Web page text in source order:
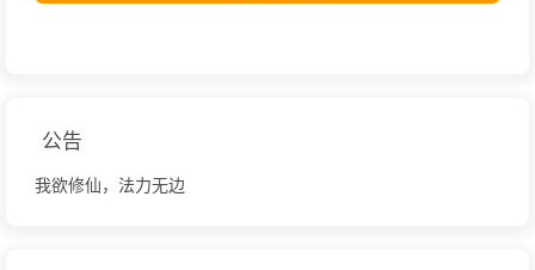
公告
我欲修仙，法力无边